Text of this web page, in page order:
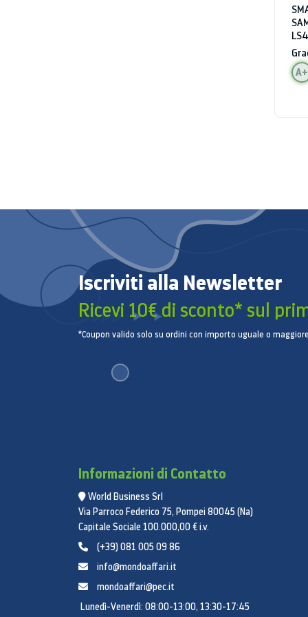
A+
Iscriviti alla Newsletter
Ricevi 10€ di sconto* sul
*Coupon valido solo su ordini con importo uguale o
Informazioni di Contatto
World Business Srl
Via Parroco Federico 75, Pompei 80045 (Na)
Capitale Sociale 100.000,00 € i.v.
(+39) 081 005 09 86
info@mondoaffari.it
mondoaffari@pec.it
Lunedì-Venerdì: 08:00-13:00, 13:30-17:45